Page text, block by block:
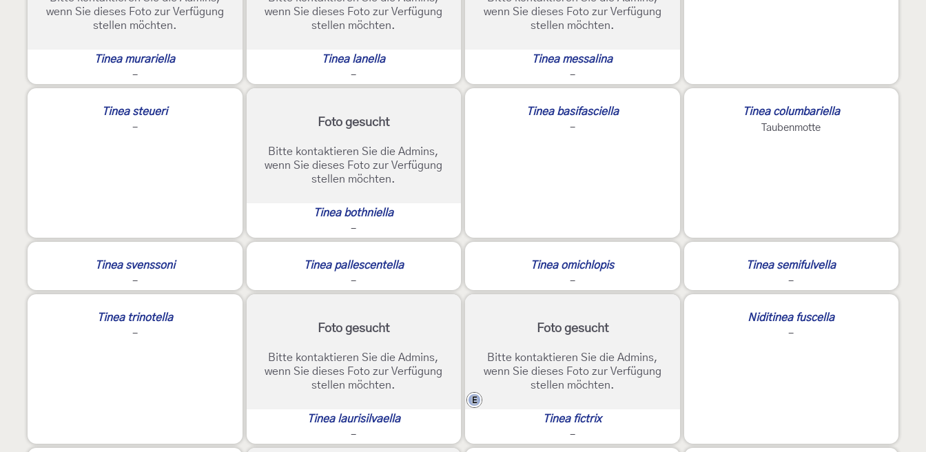
wenn Sie dieses Foto zur Verfügung
stellen möchten.
Tinea murariella
-
wenn Sie dieses Foto zur Verfügung
stellen möchten.
Tinea lanella
-
wenn Sie dieses Foto zur Verfügung
stellen möchten.
Tinea messalina
-
Tinea steueri
- Foto gesucht
Bitte kontaktieren Sie die Admins,
wenn Sie dieses Foto zur Verfügung
stellen möchten.
Tinea bothniella
-
Tinea basifasciella
-
Tinea columbariella
Taubenmotte
Tinea svenssoni
-
Tinea pallescentella
-
Tinea omichlopis
-
Tinea semifulvella
-
Tinea trinotella
- Foto gesucht
Bitte kontaktieren Sie die Admins,
wenn Sie dieses Foto zur Verfügung
stellen möchten.
Tinea laurisilvaella
-
Foto gesucht
Bitte kontaktieren Sie die Admins,
wenn Sie dieses Foto zur Verfügung
stellen möchten.
E
Tinea fictrix
-
Niditinea fuscella
-